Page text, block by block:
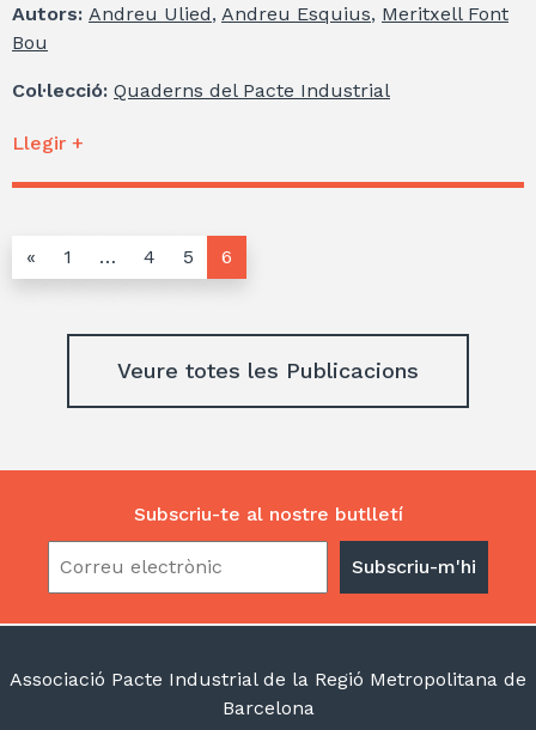
Autors: Andreu Ulied, Andreu Esquius, Meritxell Font
Bou
Col·lecció: Quaderns del Pacte Industrial
Llegir +
« 1 … 4 5 6
Veure totes les Publicacions
Subscriu-te al nostre butlletí
Associació Pacte Industrial de la Regió Metropolitana de
Barcelona